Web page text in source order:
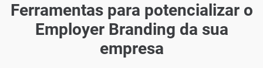
Ferramentas para potencializar o
Employer Branding da sua
empresa